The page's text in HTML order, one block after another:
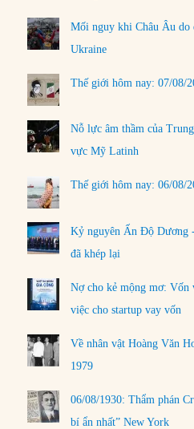
Mối nguy khi Châu Âu do
Ukraine
Thế giới hôm nay: 07/08/
Nỗ lực âm thầm của
vực Mỹ Latinh
Thế giới hôm nay: 06/08/
Kỷ nguyên Ấn Độ Dương
đã khép lại
Nợ cho kẻ mộng mơ: Vốn
việc cho startup vay vốn
Về nhân vật Hoàng Văn
1979
06/08/1930: Thẩm phán
bí ẩn nhất” New York